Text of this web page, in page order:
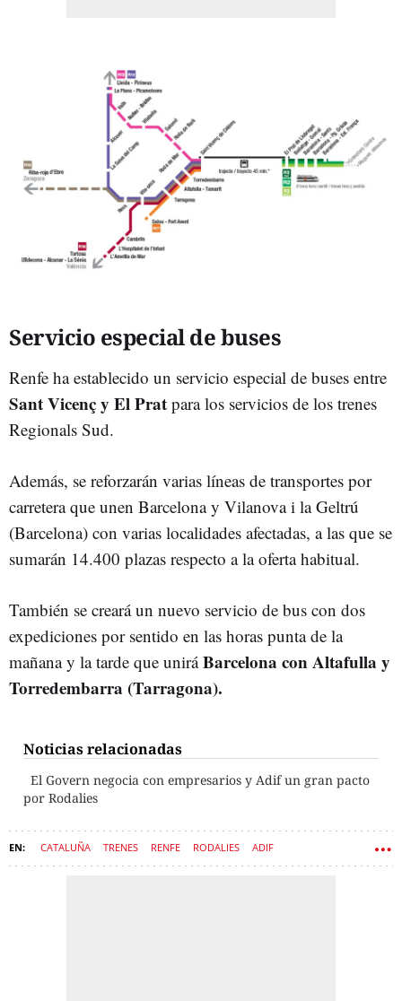
Servicio especial de buses
Renfe ha establecido un servicio especial de buses entre
Sant Vicenç y El Prat para los servicios de los trenes
Regionals Sud.
Además, se reforzarán varias líneas de transportes por
carretera que unen Barcelona y Vilanova i la Geltrú
(Barcelona) con varias localidades afectadas, a las que se
sumarán 14.400 plazas respecto a la oferta habitual.
También se creará un nuevo servicio de bus con dos
expediciones por sentido en las horas punta de la
mañana y la tarde que uniráBarcelona con Altafulla y
Torredembarra (Tarragona).
Noticias relacionadas
El Govern negocia con empresarios y Adif un gran pacto
por Rodalies
CATALUÑA TRENES RENFE RODALIES ADIF